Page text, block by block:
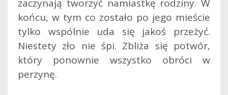
zaczynają tworzyć namiastkę rodziny. W
końcu, w tym co zostało po jego mieście
tylko wspólnie uda się jakoś przeżyć.
Niestety zło nie śpi. Zbliża się potwór,
który ponownie wszystko obróci w
perzynę.